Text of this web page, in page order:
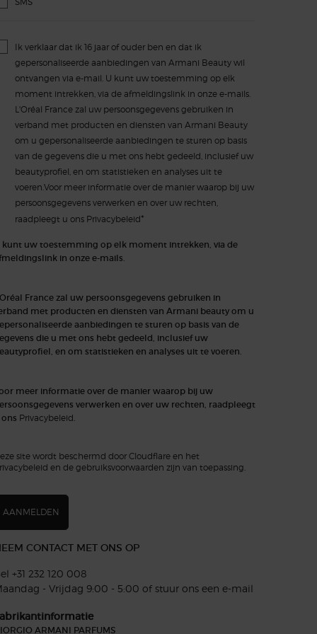
Ik verklaar dat ik 16 jaar of ouder ben en dat ik
gepersonaliseerde aanbiedingen van Armani Beauty wil
ontvangen via e-mail. U kunt uw toestemming op elk
moment intrekken, via de afmeldingslink in onze e-mails.
L'Oréal France zal uw persoonsgegevens gebruiken in
verband met producten en diensten van Armani Beauty
om u gepersonaliseerde aanbiedingen te sturen op basis
van de gegevens die u met ons hebt gedeeld, inclusief uw
beautyprofiel, en om statistieken en analyses uit te
voeren.Voor meer informatie over de manier waarop bij uw
persoonsgegevens verwerken en over uw rechten,
raadpleegt u ons Privacybeleid*
kunt uw toestemming op elk moment intrekken, via de
in onze e-mails.
France zal uw persoonsgegevens gebruiken in
met producten en diensten van Armani beauty om u
aanbiedingen te sturen op basis van de
die u met ons hebt gedeeld, inclusief uw
en om statistieken en analyses uit te voeren.
meer informatie over de manier waarop bij uw
verwerken en over uw rechten, raadpleegt
ons Privacybeleid
site wordt beschermd door Cloudflare en het
en de gebruiksvoorwaarden zijn van toepassing.
AANMELDEN
CONTACT MET ONS OP
+31 232 120 008​
- Vrijdag 9:00 - 5:00 of stuur ons een e-mail
ARMANI PARFUMS